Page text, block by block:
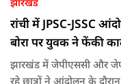
झारखंड
रांची में JPSC-JSSC
बोरा पर युवक ने फेंकी
झारखंड में जेपीएससी और